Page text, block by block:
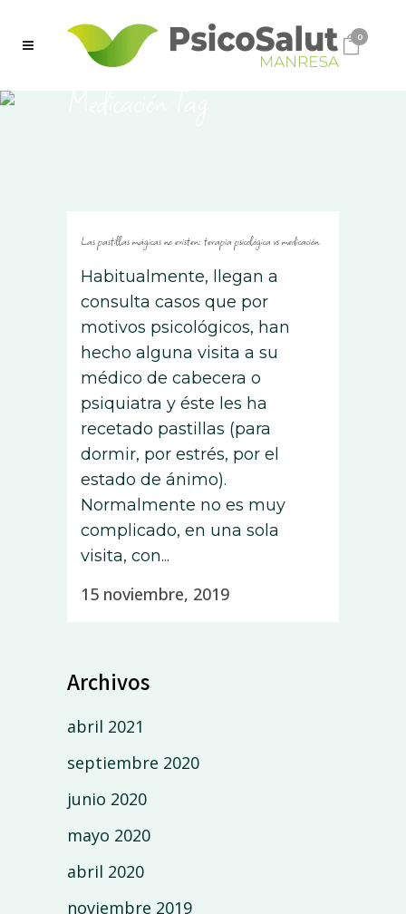
0
Las pastillas mágicas no existen: terapia psicológica vs medicación
Habitualmente, llegan a
consulta casos que por
motivos psicológicos, han
hecho alguna visita a su
médico de cabecera o
psiquiatra y éste les ha
recetado pastillas (para
dormir, por estrés, por el
estado de ánimo).
Normalmente no es muy
complicado, en una sola
visita, con...
15 noviembre, 2019
Archivos
abril 2021
septiembre 2020
junio 2020
mayo 2020
abril 2020
noviembre 2019